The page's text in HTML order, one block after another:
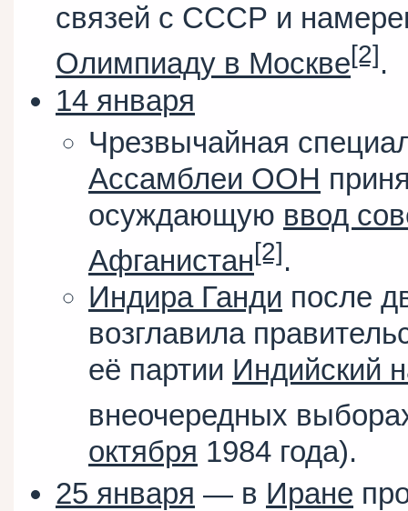
связей с СССР и
Олимпиаду в Москве[2] .
14 января
Чрезвычайная
Ассамблеи ООН
осуждающую ввод
Афганистан[2].
Индира Ганди после
возглавила
её партии Индийский
внеочередных
октября 1984 года).
25 января — в Иране